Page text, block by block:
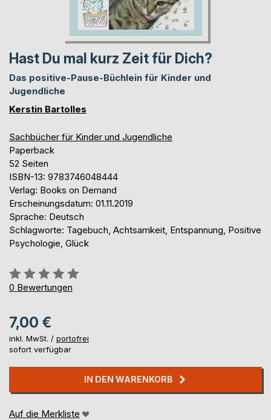
Hast Du mal kurz Zeit für Dich?
Das positive-Pause-Büchlein für Kinder und
Jugendliche
Kerstin Bartolles
Sachbücher für Kinder und Jugendliche
Paperback
52 Seiten
ISBN-13: 9783746048444
Verlag: Books on Demand
Erscheinungsdatum: 01.11.2019
Sprache: Deutsch
Schlagworte: Tagebuch, Achtsamkeit, Entspannung, Positive
Psychologie, Glück
Bewertung::
0%
0 Bewertungen
7,00 €
inkl. MwSt. / portofrei
sofort verfügbar
IN DEN WARENKORB
Auf die Merkliste